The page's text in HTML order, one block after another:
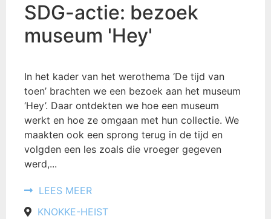
SDG-actie: bezoek
museum 'Hey'
In het kader van het werothema ‘De tijd van
toen’ brachten we een bezoek aan het museum
‘Hey’. Daar ontdekten we hoe een museum
werkt en hoe ze omgaan met hun collectie. We
maakten ook een sprong terug in de tijd en
volgden een les zoals die vroeger gegeven
werd,...
LEES MEER
KNOKKE-HEIST